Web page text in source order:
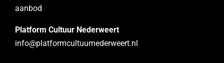
aanbod
Platform Cultuur Nederweert
info@platformcultuurnederweert.nl